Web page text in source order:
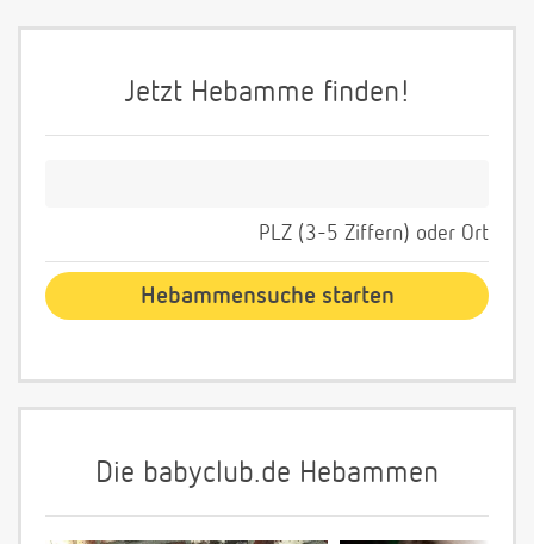
Jetzt Hebamme finden!
PLZ (3-5 Ziffern) oder Ort
Die babyclub.de Hebammen